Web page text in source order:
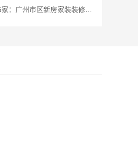
精匠饰家：广州市区新房家装装修报价参考